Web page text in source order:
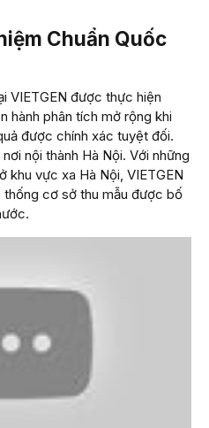
Chuẩn Quốc
VIETGEN được thực hiện
hành phân tích mở rộng khi
được chính xác tuyệt đối.
nội thành Hà Nội. Với những
khu vực xa Hà Nội, VIETGEN
thống cơ sở thu mẫu được bố